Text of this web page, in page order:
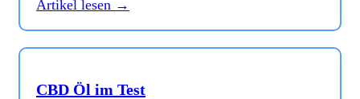
Artikel lesen →
CBD Öl im Test